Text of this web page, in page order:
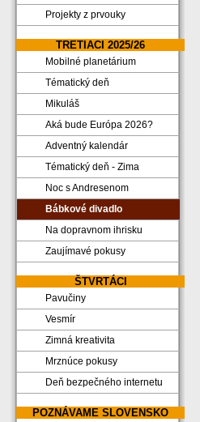
Projekty z prvouky
TRETIACI 2025/26
Mobilné planetárium
Tématický deň
Mikuláš
Aká bude Európa 2026?
Adventný kalendár
Tématický deň - Zima
Noc s Andresenom
Bábkové divadlo
Na dopravnom ihrisku
Zaujímavé pokusy
ŠTVRTÁCI
Pavučiny
Vesmír
Zimná kreativita
Mrznúce pokusy
Deň bezpečného internetu
POZNÁVAME SLOVENSKO